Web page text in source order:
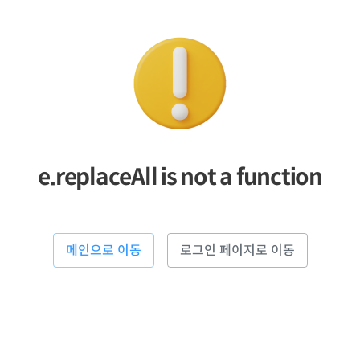
e.replaceAll is not a function
메인으로 이동 로그인 페이지로 이동